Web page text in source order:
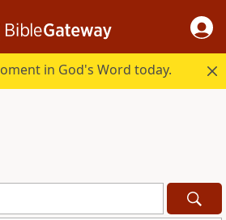
in God's Word today.